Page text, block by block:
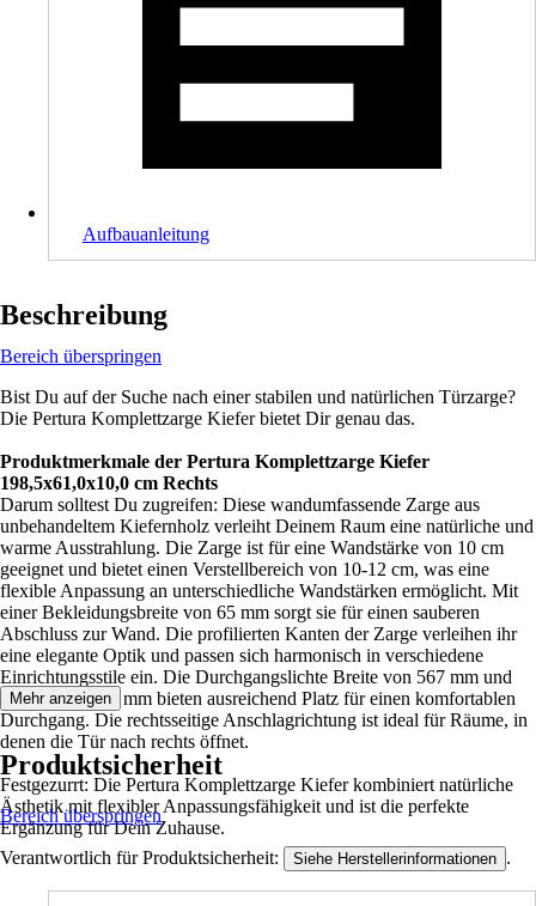
Aufbauanleitung
Beschreibung
Bereich überspringen
Bist Du auf der Suche nach einer stabilen und natürlichen Türzarge?
Die Pertura Komplettzarge Kiefer bietet Dir genau das.
Produktmerkmale der Pertura Komplettzarge Kiefer
198,5x61,0x10,0 cm Rechts
Darum solltest Du zugreifen: Diese wandumfassende Zarge aus
unbehandeltem Kiefernholz verleiht Deinem Raum eine natürliche und
warme Ausstrahlung. Die Zarge ist für eine Wandstärke von 10 cm
geeignet und bietet einen Verstellbereich von 10-12 cm, was eine
flexible Anpassung an unterschiedliche Wandstärken ermöglicht. Mit
einer Bekleidungsbreite von 65 mm sorgt sie für einen sauberen
Abschluss zur Wand. Die profilierten Kanten der Zarge verleihen ihr
eine elegante Optik und passen sich harmonisch in verschiedene
Einrichtungsstile ein. Die Durchgangslichte Breite von 567 mm und
Höhe von 1968 mm bieten ausreichend Platz für einen komfortablen
Durchgang. Die rechtsseitige Anschlagrichtung ist ideal für Räume, in
denen die Tür nach rechts öffnet.
Festgezurrt: Die Pertura Komplettzarge Kiefer kombiniert natürliche
Ästhetik mit flexibler Anpassungsfähigkeit und ist die perfekte
Ergänzung für Dein Zuhause.
Mehr anzeigen
Produktsicherheit
Bereich überspringen
Verantwortlich für Produktsicherheit: Siehe Herstellerinformationen .